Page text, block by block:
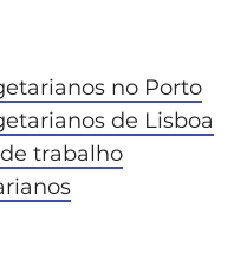
no Porto
de Lisboa
trabalho